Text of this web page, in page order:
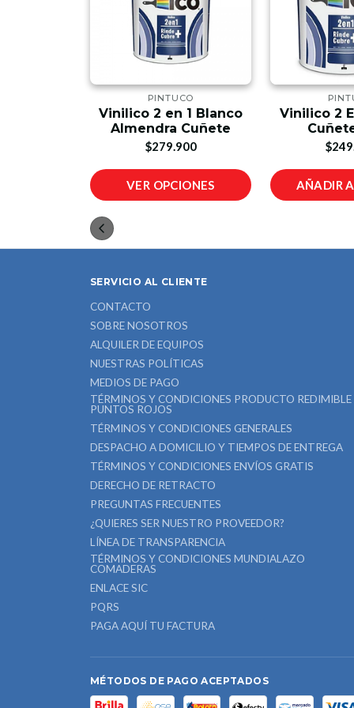
PINTUCO
Vinilico 2 en 1 Blanco
Almendra Cuñete
$279.900
VER OPCIONES
Vinilico 2
AÑADIR
SERVICIO AL CLIENTE
CONTACTO
SOBRE NOSOTROS
ALQUILER DE EQUIPOS
NUESTRAS POLÍTICAS
MEDIOS DE PAGO
TÉRMINOS Y CONDICIONES PRODUCTO REDIMIBLE
PUNTOS ROJOS
TÉRMINOS Y CONDICIONES GENERALES
DESPACHO A DOMICILIO Y TIEMPOS DE ENTREGA
TÉRMINOS Y CONDICIONES ENVÍOS GRATIS
DERECHO DE RETRACTO
PREGUNTAS FRECUENTES
¿QUIERES SER NUESTRO PROVEEDOR?
LÍNEA DE TRANSPARENCIA
TÉRMINOS Y CONDICIONES MUNDIALAZO
COMADERAS
ENLACE SIC
PQRS
PAGA AQUÍ TU FACTURA
MÉTODOS DE PAGO ACEPTADOS